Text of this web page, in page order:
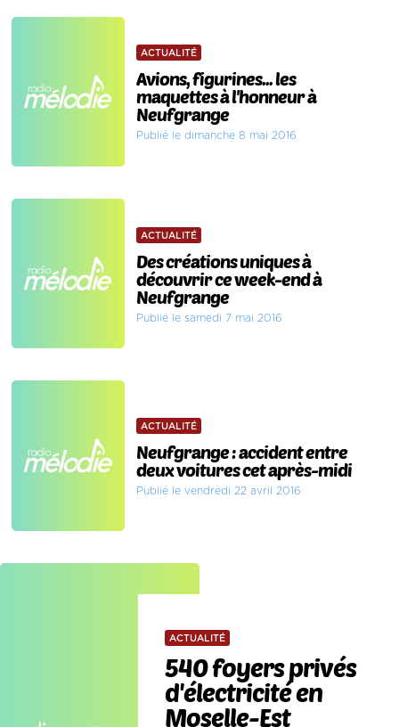
ACTUALITÉ
Avions, figurines... les
maquettes à l'honneur à
Neufgrange
Publié le dimanche 8 mai 2016
ACTUALITÉ
Des créations uniques à
découvrir ce week-end à
Neufgrange
Publié le samedi 7 mai 2016
ACTUALITÉ
Neufgrange : accident entre
deux voitures cet après-midi
Publié le vendredi 22 avril 2016
ACTUALITÉ
540 foyers privés
d'électricité en
Moselle-Est